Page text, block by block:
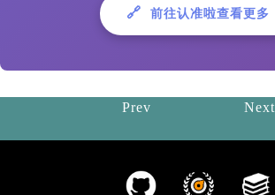
🔗 前往认准啦查看更多
Prev Next